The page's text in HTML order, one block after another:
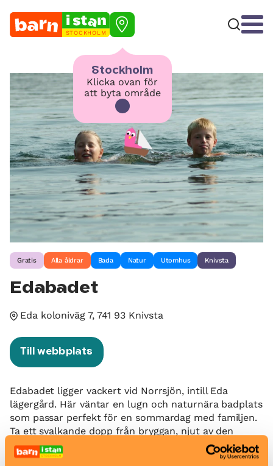
STOCKHOLM
Stockholm
Klicka ovan för
att byta område
Gratis Alla åldrar Bada Natur Utomhus Knivsta
Edabadet
Eda koloniväg 7, 741 93 Knivsta
Till webbplats
Edabadet ligger vackert vid Norrsjön, intill Eda
lägergård. Här väntar en lugn och naturnära badplats
som passar perfekt för en sommardag med familjen.
Ta ett svalkande dopp från bryggan, njut av den
vackra sjöutsikten eller slå er ner för en picknick i
den grönskande omgivningen.